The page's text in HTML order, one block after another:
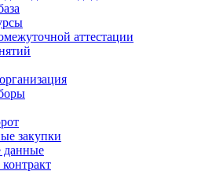
аттестации
закупки
данные